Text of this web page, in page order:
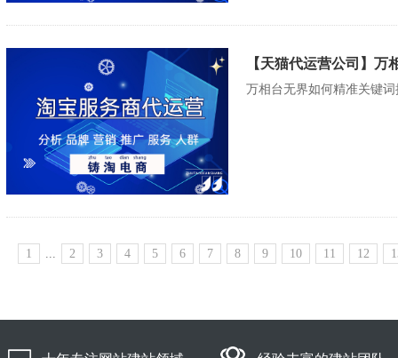
【天猫代运营公司】
万相台无界如何精准关键
1 ... 2 3 4 5 6 7 8 9 10 11 12